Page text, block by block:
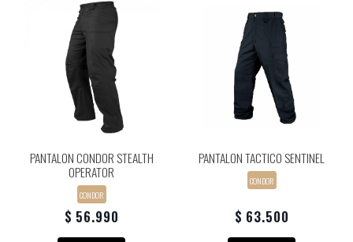
PANTALON CONDOR STEALTH
OPERATOR
CONDOR
$ 56.990
PANTALON TACTICO SENTINEL
CONDOR
$ 63.500